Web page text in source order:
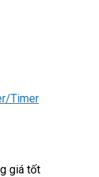
Timer
giá tốt